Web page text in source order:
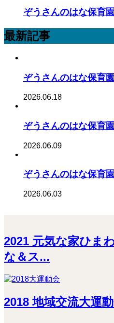
ぞうさんのはな保育
最新記事
ぞうさんのはな保育
2026.06.18
ぞうさんのはな保育
2026.06.09
ぞうさんのはな保育
2026.06.03
2021 元気な家ひま
な＆ス...
2018 地域交流大運